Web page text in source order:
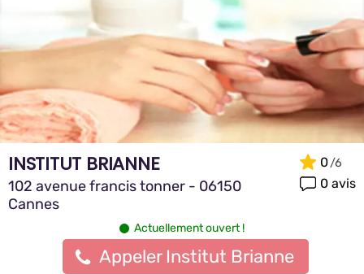
INSTITUT BRIANNE
102 avenue francis tonner - 06150
Cannes
0
0 avis
Actuellement ouvert !
Appeler Institut Brianne